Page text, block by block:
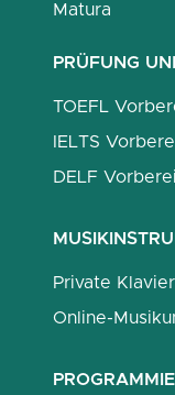
Matura
PRÜFUNG
TOEFL
IELTS
DELF
Private
Online-